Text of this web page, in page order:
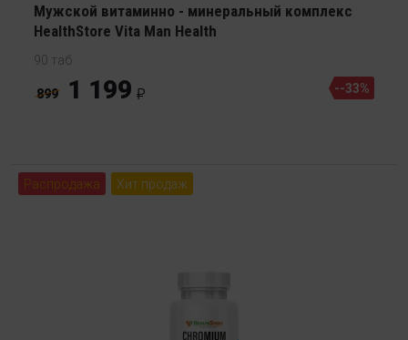
Мужской витаминно - минеральный комплекс
HealthStore Vita Man Health
90 таб
899 1 199 --33%
Распродажа Хит продаж